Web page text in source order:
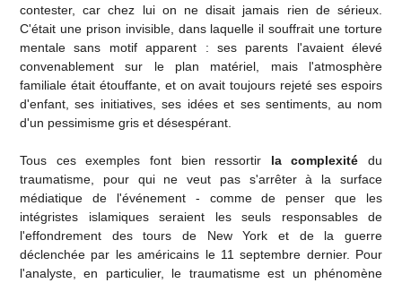
contester, car chez lui on ne disait jamais rien de sérieux.
C'était une prison invisible, dans laquelle il souffrait une torture
mentale sans motif apparent : ses parents l'avaient élevé
convenablement sur le plan matériel, mais l'atmosphère
familiale était étouffante, et on avait toujours rejeté ses espoirs
d'enfant, ses initiatives, ses idées et ses sentiments, au nom
d'un pessimisme gris et désespérant.
Tous ces exemples font bien ressortir la complexité du
traumatisme, pour qui ne veut pas s'arrêter à la surface
médiatique de l'événement - comme de penser que les
intégristes islamiques seraient les seuls responsables de
l'effondrement des tours de New York et de la guerre
déclenchée par les américains le 11 septembre dernier. Pour
l'analyste, en particulier, le traumatisme est un phénomène